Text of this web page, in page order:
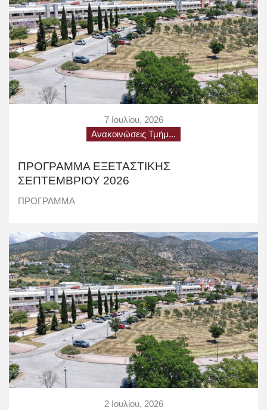
7 Ιουλίου, 2026
Ανακοινώσεις Τμήμ...
ΠΡΟΓΡΑΜΜΑ ΕΞΕΤΑΣΤΙΚΗΣ
ΣΕΠΤΕΜΒΡΙΟΥ 2026
ΠΡΟΓΡΑΜΜΑ
2 Ιουλίου, 2026